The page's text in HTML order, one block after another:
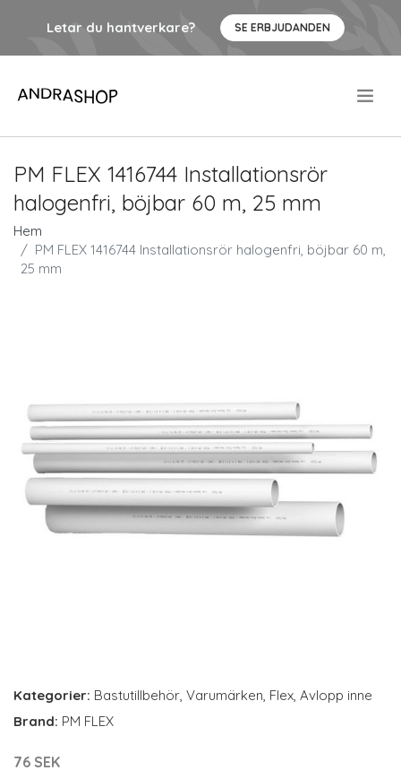
Letar du hantverkare? SE ERBJUDANDEN
PM FLEX 1416744 Installationsrör
halogenfri, böjbar 60 m, 25 mm
Hem
PM FLEX 1416744 Installationsrör halogenfri, böjbar 60 m,
25 mm
Kategorier: Bastutillbehör, Varumärken, Flex, Avlopp inne
Brand: PM FLEX
76 SEK